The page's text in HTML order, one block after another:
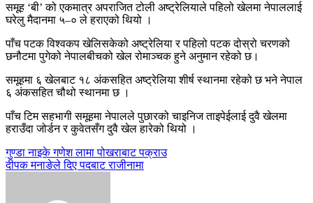
समूह ‘बी’ को एकमात्र अपराजित टोली अष्ट्रेलियाले पहिलो खेलमा नेपाललाई
घरेलु मैदानमा ५–० ले हराएको थियो ।
पाँच पटक विश्वकप खेलिसकेको अष्ट्रेलिया र पहिलो पटक दोस्रो चरणको
छनौटमा पुगेको नेपालबीचको खेल रोमाञ्चक हुने अनुमान रहेको छ।
समूहमा ६ खेलबाट १८ अंकसहित अष्ट्रेलिया शीर्ष स्थानमा रहेको छ भने नेपाल
६ अंकसहित चौथो स्थानमा छ ।
पाँच टिम सहभागी समूहमा नेपालले पुछारको चाइनिज ताइपेईलाई दुवै खेलमा
हराउँदा जोर्डन र कुवेतसँग दुवै खेल हारेको थियो ।
Post
navigation
गुण्डा नाइके गणेश लामा पोखराबाट पक्राउ
दीपक मनाङेले दिए पदबाट राजीनामा